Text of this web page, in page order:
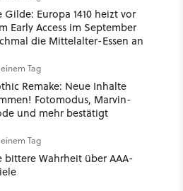
Gilde: Europa 1410 heizt vor
Early Access im September
die Mittelalter-Essen an
Tag
Remake: Neue Inhalte
Fotomodus, Marvin-
und mehr bestätigt
Tag
bittere Wahrheit über AAA-